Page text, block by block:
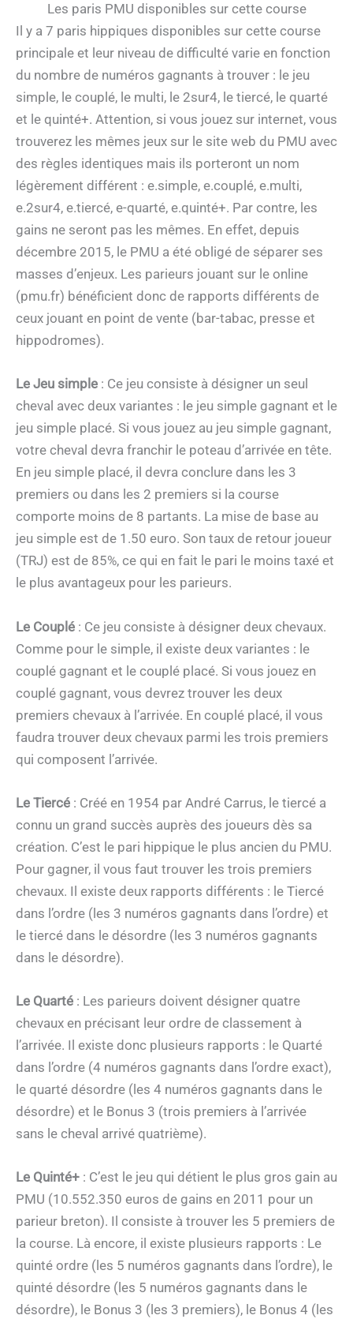
Les paris PMU disponibles sur cette course
Il y a 7 paris hippiques disponibles sur cette course
principale et leur niveau de difficulté varie en fonction
du nombre de numéros gagnants à trouver : le jeu
simple, le couplé, le multi, le 2sur4, le tiercé, le quarté
et le quinté+. Attention, si vous jouez sur internet, vous
trouverez les mêmes jeux sur le site web du PMU avec
des règles identiques mais ils porteront un nom
légèrement différent : e.simple, e.couplé, e.multi,
e.2sur4, e.tiercé, e-quarté, e.quinté+. Par contre, les
gains ne seront pas les mêmes. En effet, depuis
décembre 2015, le PMU a été obligé de séparer ses
masses d’enjeux. Les parieurs jouant sur le online
(pmu.fr) bénéficient donc de rapports différents de
ceux jouant en point de vente (bar-tabac, presse et
hippodromes).
Le Jeu simple : Ce jeu consiste à désigner un seul
cheval avec deux variantes : le jeu simple gagnant et le
jeu simple placé. Si vous jouez au jeu simple gagnant,
votre cheval devra franchir le poteau d’arrivée en tête.
En jeu simple placé, il devra conclure dans les 3
premiers ou dans les 2 premiers si la course
comporte moins de 8 partants. La mise de base au
jeu simple est de 1.50 euro. Son taux de retour joueur
(TRJ) est de 85%, ce qui en fait le pari le moins taxé et
le plus avantageux pour les parieurs.
Le Couplé : Ce jeu consiste à désigner deux chevaux.
Comme pour le simple, il existe deux variantes : le
couplé gagnant et le couplé placé. Si vous jouez en
couplé gagnant, vous devrez trouver les deux
premiers chevaux à l’arrivée. En couplé placé, il vous
faudra trouver deux chevaux parmi les trois premiers
qui composent l’arrivée.
Le Tiercé : Créé en 1954 par André Carrus, le tiercé a
connu un grand succès auprès des joueurs dès sa
création. C’est le pari hippique le plus ancien du PMU.
Pour gagner, il vous faut trouver les trois premiers
chevaux. Il existe deux rapports différents : le Tiercé
dans l’ordre (les 3 numéros gagnants dans l’ordre) et
le tiercé dans le désordre (les 3 numéros gagnants
dans le désordre).
Le Quarté : Les parieurs doivent désigner quatre
chevaux en précisant leur ordre de classement à
l’arrivée. Il existe donc plusieurs rapports : le Quarté
dans l’ordre (4 numéros gagnants dans l’ordre exact),
le quarté désordre (les 4 numéros gagnants dans le
désordre) et le Bonus 3 (trois premiers à l’arrivée
sans le cheval arrivé quatrième).
Le Quinté+ : C’est le jeu qui détient le plus gros gain au
PMU (10.552.350 euros de gains en 2011 pour un
parieur breton). Il consiste à trouver les 5 premiers de
la course. Là encore, il existe plusieurs rapports : Le
quinté ordre (les 5 numéros gagnants dans l’ordre), le
quinté désordre (les 5 numéros gagnants dans le
désordre), le Bonus 3 (les 3 premiers), le Bonus 4 (les